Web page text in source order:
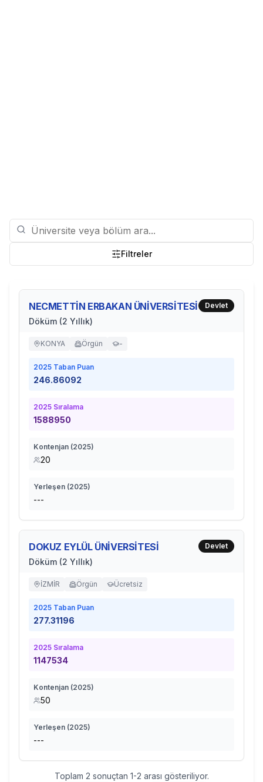
Filtreler
NECMETTİN ERBAKAN ÜNİVERSİTESİ
Döküm (2 Yıllık)
Devlet
KONYA Örgün -
2025 Taban Puan
246.86092
2025 Sıralama
1588950
Kontenjan (2025)
20
Yerleşen (2025)
---
DOKUZ EYLÜL ÜNİVERSİTESİ
Döküm (2 Yıllık)
Devlet
İZMİR Örgün Ücretsiz
2025 Taban Puan
277.31196
2025 Sıralama
1147534
Kontenjan (2025)
50
Yerleşen (2025)
---
Toplam 2 sonuçtan 1-2 arası gösteriliyor.